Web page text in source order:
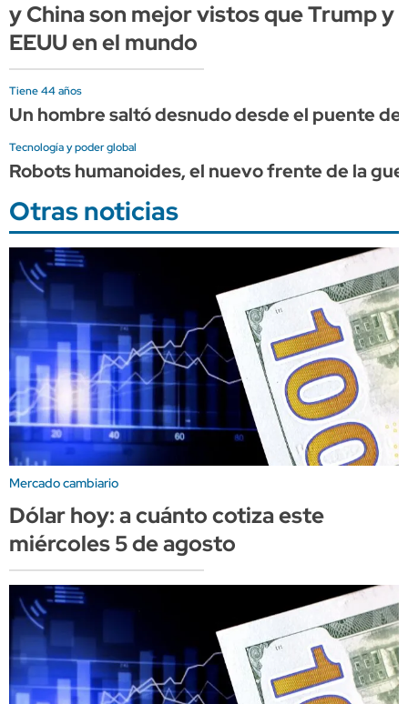
y China son mejor vistos que Trump y
EEUU en el mundo
Tiene 44 años
Un hombre saltó desnudo desde el puente
Tecnología y poder global
Robots humanoides, el nuevo frente de la
Otras noticias
Mercado cambiario
Dólar hoy: a cuánto cotiza este
miércoles 5 de agosto